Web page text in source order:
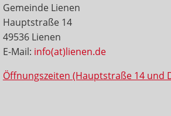
Gemeinde Lienen
Hauptstraße 14
49536 Lienen
E-Mail: info(at)lienen.de
Öffnungszeiten (Hauptstraße 14 und